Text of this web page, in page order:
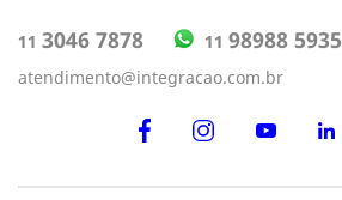
11 3046 7878 11 98988 5935
atendimento@integracao.com.br